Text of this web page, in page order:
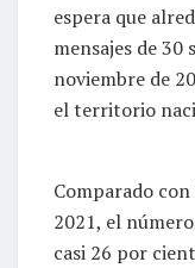
espera que
mensajes de 30
noviembre de
el territorio
Comparado
2021, el
casi 26 por